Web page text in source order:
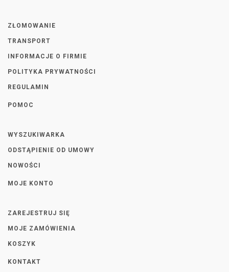
ZŁOMOWANIE
TRANSPORT
INFORMACJE O FIRMIE
POLITYKA PRYWATNOŚCI
REGULAMIN
POMOC
WYSZUKIWARKA
ODSTĄPIENIE OD UMOWY
NOWOŚCI
MOJE KONTO
ZAREJESTRUJ SIĘ
MOJE ZAMÓWIENIA
KOSZYK
KONTAKT